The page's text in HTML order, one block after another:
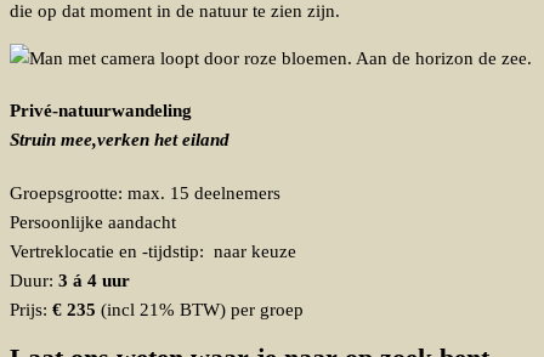
die op dat moment in de natuur te zien zijn.
Privé-natuurwandeling
Struin mee,verken het eiland
Groepsgrootte: max. 15 deelnemers
Persoonlijke aandacht
Vertreklocatie en -tijdstip: naar keuze
Duur: 3 á 4 uur
Prijs: € 235 (incl 21% BTW) per groep